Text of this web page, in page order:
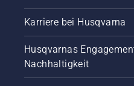
Karriere bei Husqvarna
Husqvarnas
Nachhaltigkeit